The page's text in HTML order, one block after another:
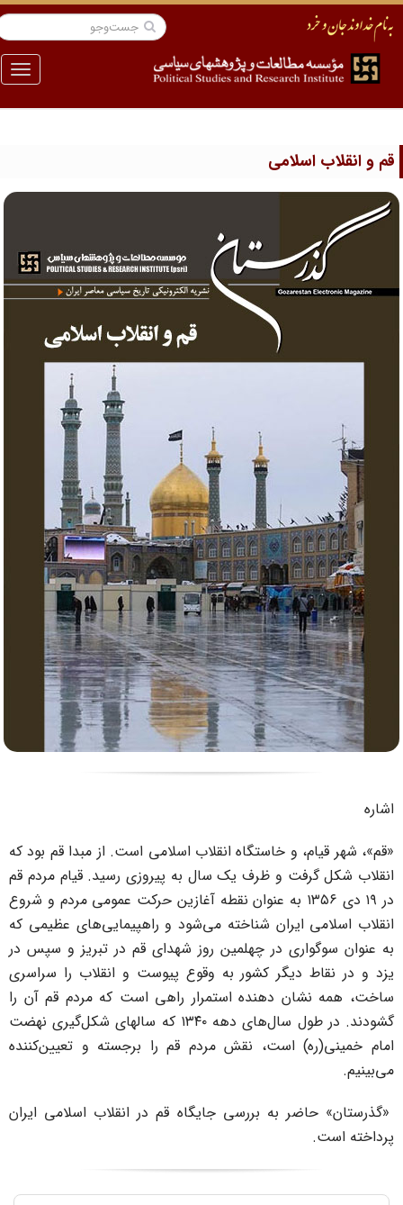
منو
و انقلاب اسلامی
شهر قیام، و خاستگاه انقلاب اسلامی است. از مبدا قم بود که
شکل گرفت و ظرف یک سال به پیروزی رسید. قیام مردم قم
در ۱۹ دی ۱۳۵۶ به عنوان نقطه آغازین حرکت عمومی مردم و شروع
اسلامی ایران شناخته می‌شود و راهپیمایی‌های عظیمی که
عنوان سوگواری در چهلمین روز شهدای قم در تبریز و سپس در
و در نقاط دیگر کشور به وقوع پیوست و انقلاب را سراسری
همه نشان دهنده استمرار راهی است که مردم قم آن را
گشودند. در طول سال‌های دهه ۱۳۴۰ که سالهای شکل‌گیری نهضت
خمینی(ره) است، نقش مردم قم را برجسته و تعیین‌کننده
حاضر به بررسی جایگاه قم در انقلاب اسلامی ایران
است.